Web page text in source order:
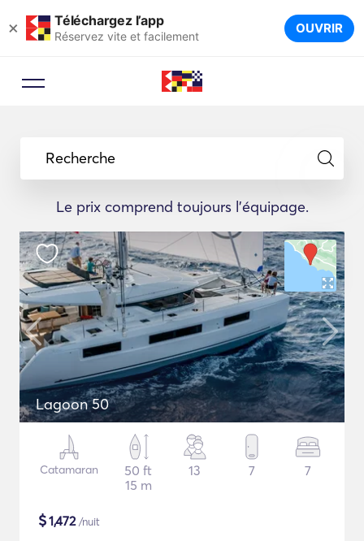
× Téléchargez l’app
Réservez vite et facilement OUVRIR
Recherche
Le prix comprend toujours l'équipage.
Lagoon 50
Catamaran
50 ft
15 m
13 7 7
$1,472/nuit